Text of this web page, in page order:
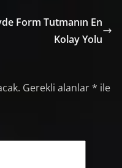
Form Tutmanın En
Kolay Yolu
Gerekli alanlar* ile